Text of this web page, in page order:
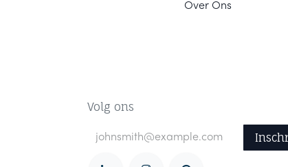
Volg ons
Over Ons